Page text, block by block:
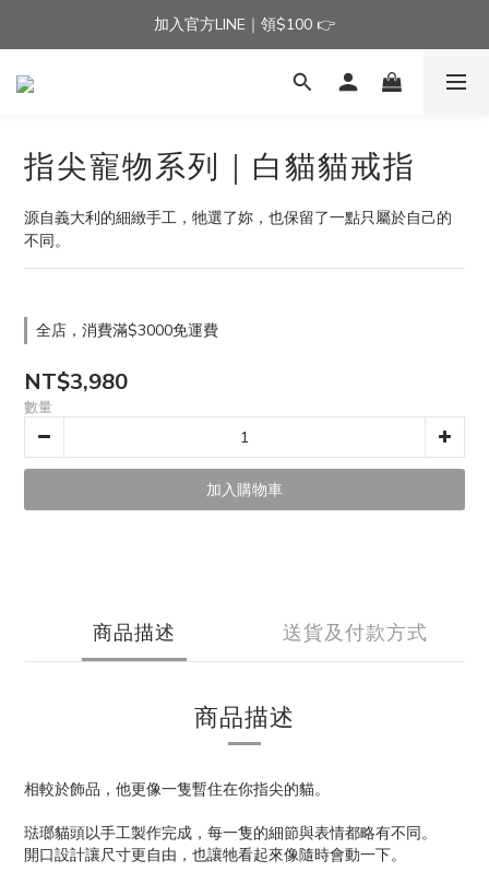
加入官方LINE｜領$100 👉
加入官方LINE｜領$100 👉
滿$3000免運費 | 滿$5000贈AISLE方塊酥髮夾乙個
指尖寵物系列｜白貓貓戒指
源自義大利的細緻手工，牠選了妳，也保留了一點只屬於自己的
不同。
全店，消費滿$3000免運費
NT$3,980
數量
加入購物車
商品描述 送貨及付款方式
商品描述
相較於飾品，他更像一隻暫住在你指尖的貓。
琺瑯貓頭以手工製作完成，每一隻的細節與表情都略有不同。
開口設計讓尺寸更自由，也讓牠看起來像隨時會動一下。